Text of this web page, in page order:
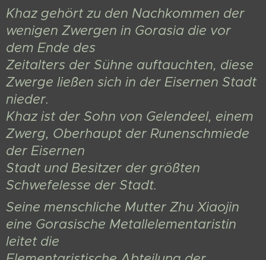
Khaz gehört zu den Nachkommen der
wenigen Zwergen in Gorasia die vor
dem Ende des
Zeitalters der Sühne auftauchten, diese
Zwerge ließen sich in der Eisernen Stadt
nieder.
Khaz ist der Sohn von Gelendeel, einem
Zwerg, Oberhaupt der Runenschmiede
der Eisernen
Stadt und Besitzer der größten
Schwefelesse der Stadt.
Seine menschliche Mutter Zhu Xiaojin
eine Gorasische Metallelementaristin
leitet die